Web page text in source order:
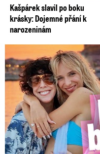
Kašpárek slavil po boku
krásky: Dojemné přání k
narozeninám
Bývalá reportérka Novy